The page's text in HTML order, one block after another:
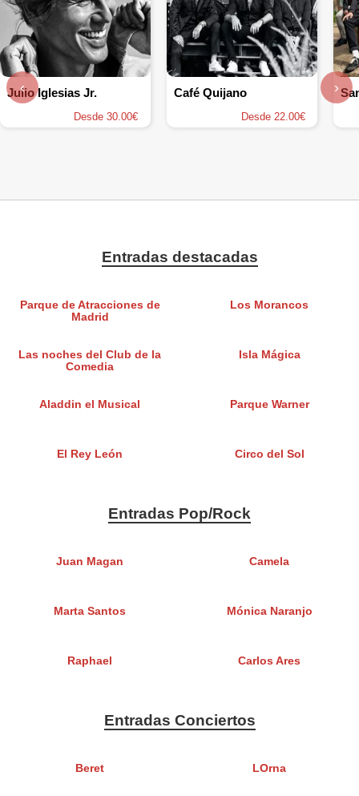
Julio Iglesias Jr.
Desde 30.00€
Café Quijano
Desde 22.00€
‹ ›
Entradas destacadas
Parque de Atracciones de
Madrid
Los Morancos
Las noches del Club de la
Comedia
Isla Mágica
Aladdin el Musical Parque Warner
El Rey León Circo del Sol
Entradas Pop/Rock
Juan Magan Camela
Marta Santos Mónica Naranjo
Raphael Carlos Ares
Entradas Conciertos
Beret LOrna